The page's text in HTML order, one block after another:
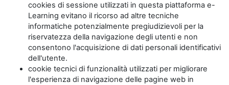
cookies di sessione utilizzati in questa piattaforma e-
Learning evitano il ricorso ad altre tecniche
informatiche potenzialmente pregiudizievoli per la
riservatezza della navigazione degli utenti e non
consentono l'acquisizione di dati personali identificativi
dell'utente.
cookie tecnici di funzionalità utilizzati per migliorare
l'esperienza di navigazione delle pagine web in